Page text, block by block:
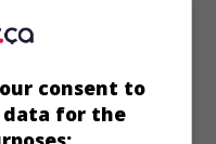
consent to
data for the